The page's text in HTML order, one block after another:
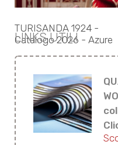
TURISANDA 1924 -
Catalogo 2026 - Azure
LINKS UTILI